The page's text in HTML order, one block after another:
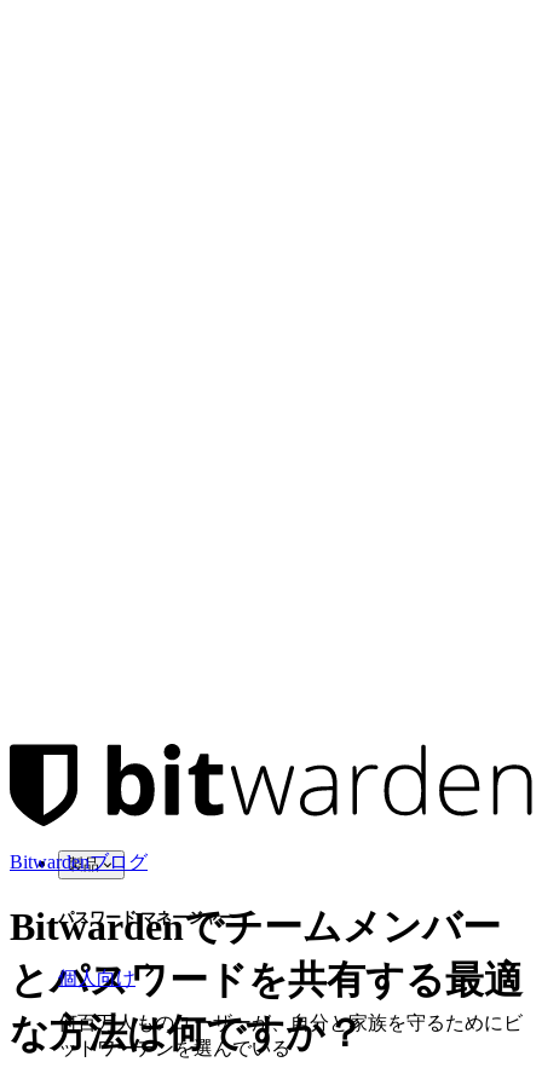
製品
パスワード マネージャー
個人向け
何百万人ものユーザーが、自分と家族を守るためにビ
ットワーデンを選んでいる
Bitwardenブログ
Bitwardenでチームメンバー
とパスワードを共有する最適
な方法は何ですか？